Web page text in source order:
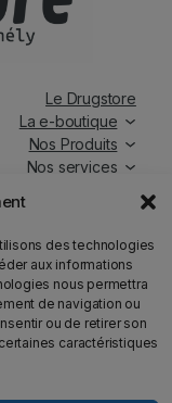
des technologies
aux informations
nous permettra
de navigation ou
ou de retirer son
caractéristiques
Le Drugstore
La e-boutique
Nos Produits
Nos services
est
d’alcool est
consommé avec